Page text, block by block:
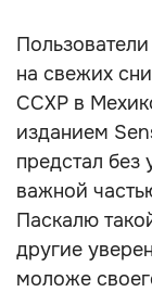
на свежих
CCXP в
изданием
предстал без
важной
Паскалю
другие
моложе